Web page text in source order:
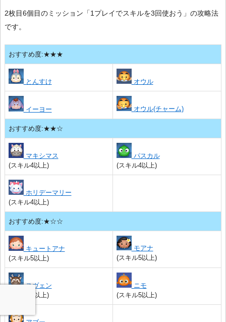
2枚目6個目のミッション「1プレイでスキルを3回使おう」の攻略法
です。
おすすめ度:★★★
とんすけ オウル
イーヨー オウル(チャーム)
おすすめ度:★★☆
マキシマス
(スキル4以上)
パスカル
(スキル4以上)
ホリデーマリー
(スキル4以上)
おすすめ度:★☆☆
キュートアナ
(スキル5以上)
モアナ
(スキル5以上)
スヴェン
(スキル5以上)
ニモ
(スキル5以上)